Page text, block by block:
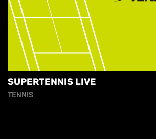
SUPERTENNIS LIVE
TENNIS